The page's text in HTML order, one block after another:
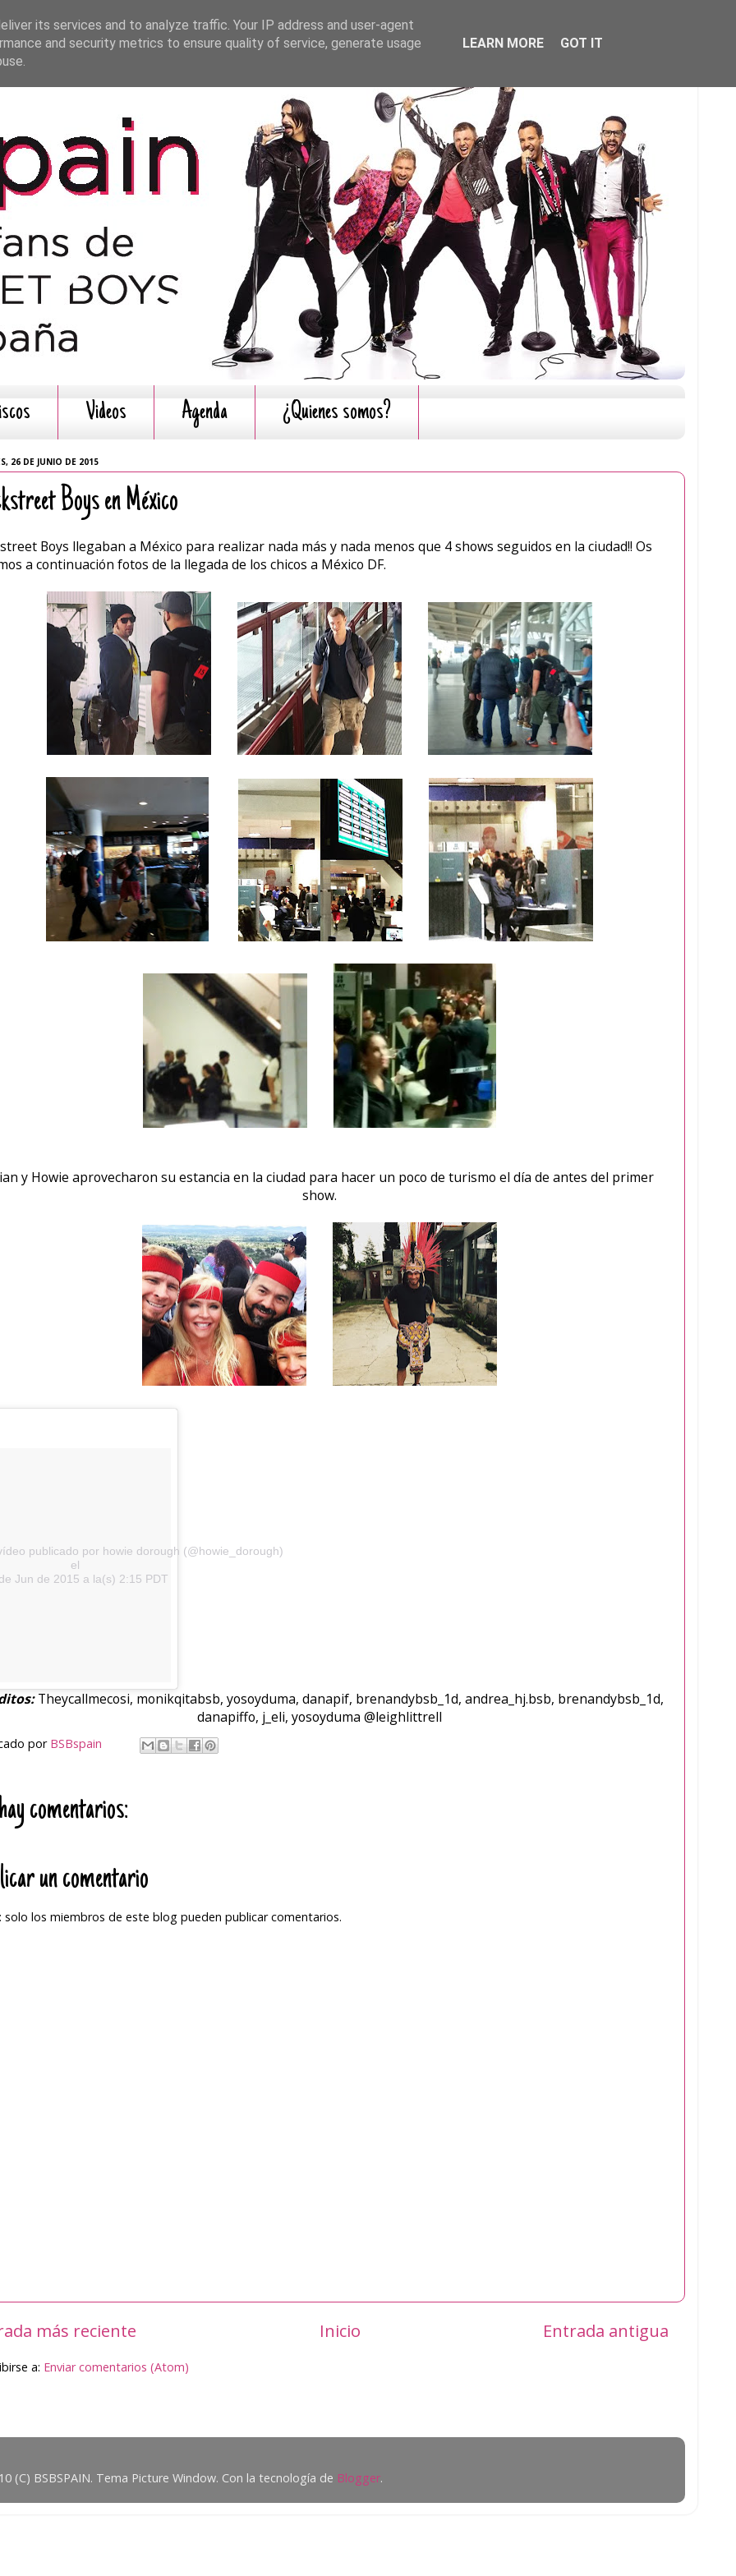
Videos Agenda ¿Quienes somos?
26 DE JUNIO DE 2015
Boys en México
Boys llegaban a México para realizar nada más y nada menos que 4 shows seguidos en la ciudad!! Os
a continuación fotos de la llegada de los chicos a México DF.
y Howie aprovecharon su estancia en la ciudad para hacer un poco de turismo el día de antes del primer
show.
publicado por howie dorough (@howie_dorough)
el
Jun de 2015 a la(s) 2:15 PDT
Theycallmecosi, monikqitabsb, yosoyduma, danapif, brenandybsb_1d, andrea_hj.bsb, brenandybsb_1d,
danapiffo, j_eli, yosoyduma @leighlittrell
por BSBspain
comentarios:
un comentario
solo los miembros de este blog pueden publicar comentarios.
más reciente Entrada antigua
Inicio
a: Enviar comentarios (Atom)
(C) BSBSPAIN. Tema Picture Window. Con la tecnología de Blogger.
its services and to analyze traffic. Your IP address and user-agent
and security metrics to ensure quality of service, generate usage
LEARN MORE GOT IT